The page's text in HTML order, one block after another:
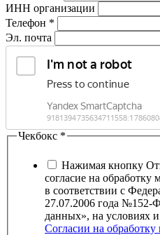
ИНН организации
Телефон *
Эл. почта
Чекбокс *
Нажимая кнопку
согласие на
в соответствии с
27.07.2006 года №152-
данных», на условиях
Согласии на